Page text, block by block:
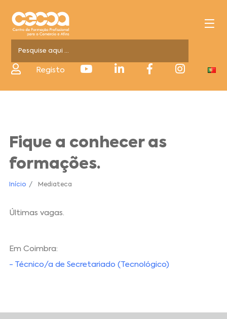
Registo
Fique a conhecer as
formações.
Início Mediateca
Últimas vagas.
Em Coimbra:
- Técnico/a de Secretariado (Tecnológico)